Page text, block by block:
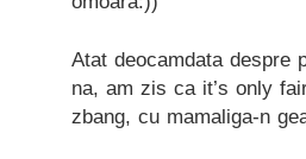
Atat deocamdata despre
na, am zis ca it’s only
zbang, cu mamaliga-n